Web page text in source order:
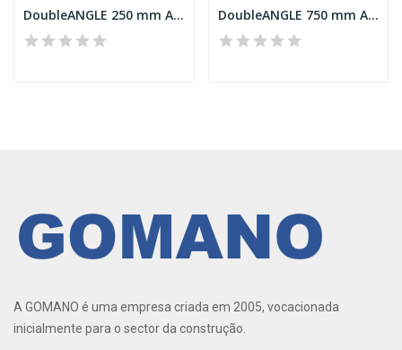
DoubleANGLE 250 mm Alu-Butyl DoubleANGLE 750 mm Alu-Butyl
A GOMANO é uma empresa criada em 2005, vocacionada
inicialmente para o sector da construção.